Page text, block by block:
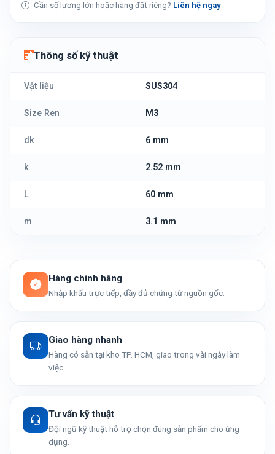
Cần số lượng lớn hoặc hàng đặt riêng? Liên hệ ngay
Thông số kỹ thuật
Vật liệu SUS304
Size Ren M3
dk 6 mm
k 2.52 mm
L 60 mm
m 3.1 mm
Hàng chính hãng
Nhập khẩu trực tiếp, đầy đủ chứng từ nguồn gốc.
Giao hàng nhanh
Hàng có sẵn tại kho TP. HCM, giao trong vài ngày làm
việc.
Tư vấn kỹ thuật
Đội ngũ kỹ thuật hỗ trợ chọn đúng sản phẩm cho ứng
dụng.